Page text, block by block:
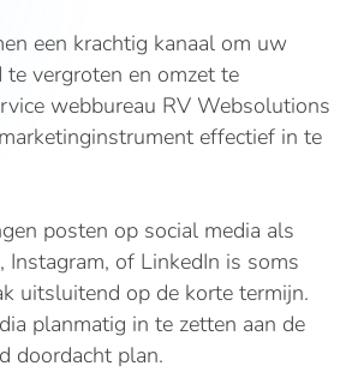
een krachtig kanaal om uw
te vergroten en omzet te
webbureau RV Websolutions
effectief in te
posten op social media als
Instagram, of LinkedIn is soms
uitsluitend op de korte termijn.
planmatig in te zetten aan de
doordacht plan.